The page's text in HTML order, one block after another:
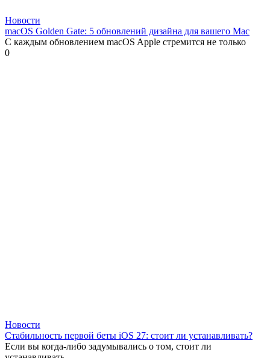
Новости
macOS Golden Gate: 5 обновлений дизайна для вашего Mac
С каждым обновлением macOS Apple стремится не только
0
Новости
Стабильность первой беты iOS 27: стоит ли устанавливать?
Если вы когда-либо задумывались о том, стоит ли